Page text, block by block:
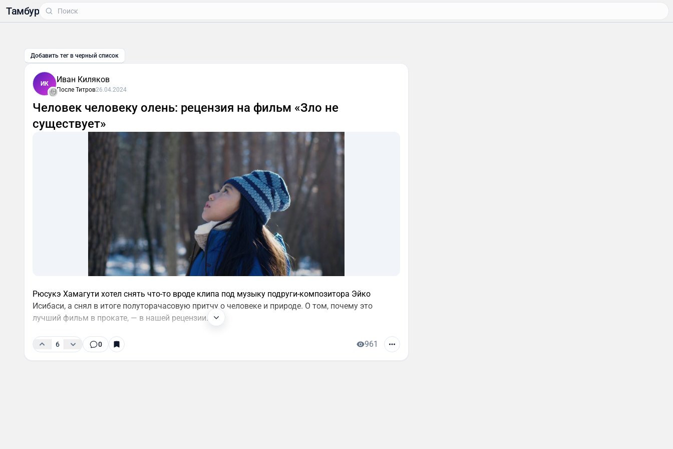
Тамбур
Добавить тег в черный список
ИК Иван Киляков
После Титров26.04.2024
Человек человеку олень: рецензия на фильм «Зло не
существует»
Рюсукэ Хамагути хотел снять что-то вроде клипа под музыку подруги-композитора Эйко
Исибаси, а снял в итоге полуторачасовую притчу о человеке и природе. О том, почему это
лучший фильм в прокате, — в нашей рецензии.
6 0 961